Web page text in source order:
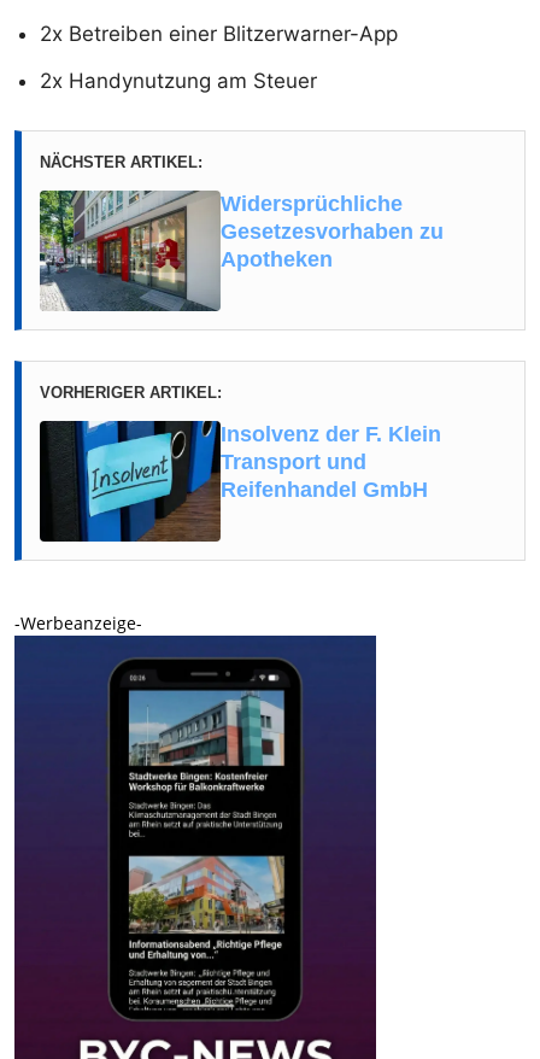
2x Betreiben einer Blitzerwarner-App
2x Handynutzung am Steuer
NÄCHSTER ARTIKEL:
Widersprüchliche
Gesetzesvorhaben zu
Apotheken
VORHERIGER ARTIKEL:
Insolvenz der F. Klein
Transport und
Reifenhandel GmbH
-Werbeanzeige-